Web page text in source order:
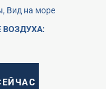
Вид на море